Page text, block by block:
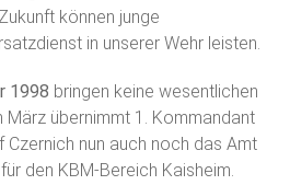
können junge
in unserer Wehr leisten.
1998 bringen keine wesentlichen
März übernimmt 1. Kommandant
nun auch noch das Amt
den KBM-Bereich Kaisheim.